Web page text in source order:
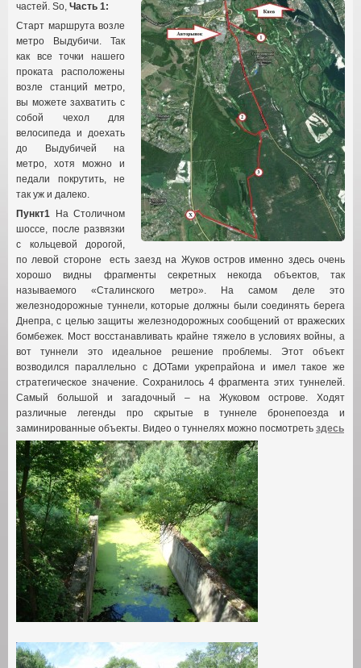
частей. So, Часть 1:
Старт маршрута возле
метро Выдубичи. Так
как все точки нашего
проката расположены
возле станций метро,
вы можете захватить с
собой чехол для
велосипеда и доехать
до Выдубичей на
метро, хотя можно и
педали покрутить, не
так уж и далеко.
Пункт1
На Столичном
шоссе, после развязки
с кольцевой дорогой,
по левой стороне есть заезд на Жуков остров именно здесь очень
хорошо видны фрагменты секретных некогда объектов,так
называемого «Сталинского метро».
На самом деле это
железнодорожные туннели,которые должны были соединять берега
Днепра,с целью защиты железнодорожных сообщений от вражеских
бомбежек. Мост восстанавливать крайне тяжело в условиях войны, а
вот туннели это идеальное решение проблемы.
Этот объект
возводился параллельно с ДОТами укрепрайона и имел такое же
стратегическое значение. Сохранилось4фрагмента этих туннелей.
Самый большой и загадочный – на Жуковом острове. Ходят
различные легенды про скрытые в туннеле бронепоезда и
заминированные объекты. Видео о туннелях можно посмотреть здесь